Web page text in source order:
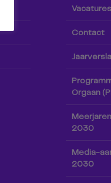
Vacatures
Contact
Orgaan
2030
Media-
2030